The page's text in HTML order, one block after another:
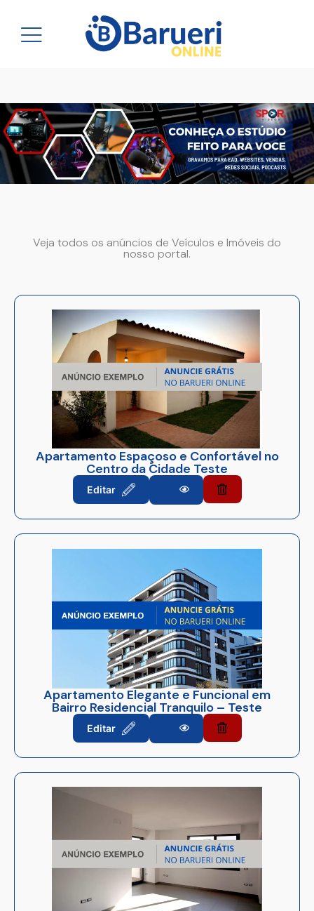
Veja todos os anúncios de Veículos e Imóveis do
nosso portal.
Apartamento Espaçoso e Confortável no
Centro da Cidade Teste
Editar
Apartamento Elegante e Funcional em
Bairro Residencial Tranquilo – Teste
Editar